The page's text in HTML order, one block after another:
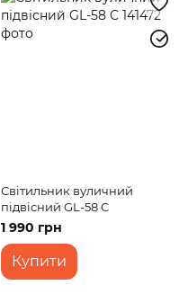
Світильник вуличний
підвісний GL-58 C
1 990 грн
Купити